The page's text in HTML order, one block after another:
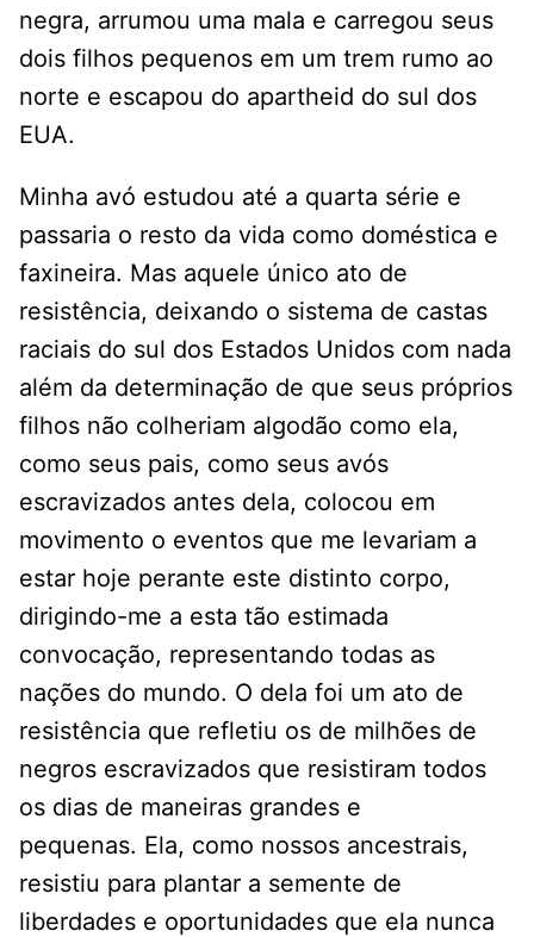
negra, arrumou uma mala e carregou seus
dois filhos pequenos em um trem rumo ao
norte e escapou do apartheid do sul dos
EUA.
Minha avó estudou até a quarta série e
passaria o resto da vida como doméstica e
faxineira. Mas aquele único ato de
resistência, deixando o sistema de castas
raciais do sul dos Estados Unidos com nada
além da determinação de que seus próprios
filhos não colheriam algodão como ela,
como seus pais, como seus avós
escravizados antes dela, colocou em
movimento o eventos que me levariam a
estar hoje perante este distinto corpo,
dirigindo-me a esta tão estimada
convocação, representando todas as
nações do mundo. O dela foi um ato de
resistência que refletiu os de milhões de
negros escravizados que resistiram todos
os dias de maneiras grandes e
pequenas. Ela, como nossos ancestrais,
resistiu para plantar a semente de
liberdades e oportunidades que ela nunca